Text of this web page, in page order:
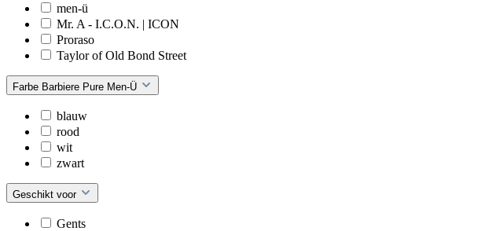
men-ü
Mr. A - I.C.O.N. | ICON
Proraso
Taylor of Old Bond Street
Farbe Barbiere Pure Men-Ü
blauw
rood
wit
zwart
Geschikt voor
Gents